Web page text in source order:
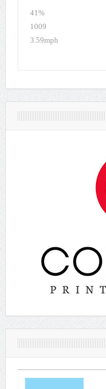
41%
1009
3.59mph